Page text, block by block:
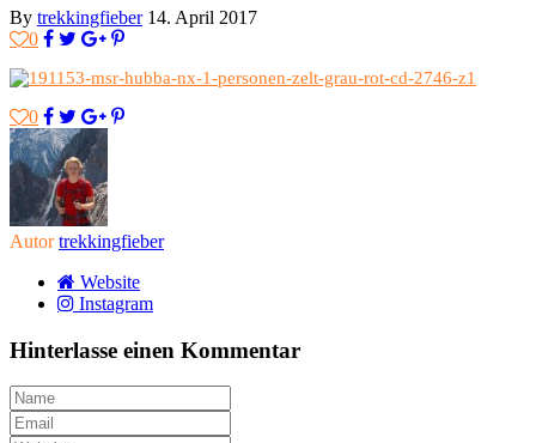
By trekkingfieber 14. April 2017
0
0
Autor trekkingfieber
Website
Instagram
Hinterlasse einen Kommentar